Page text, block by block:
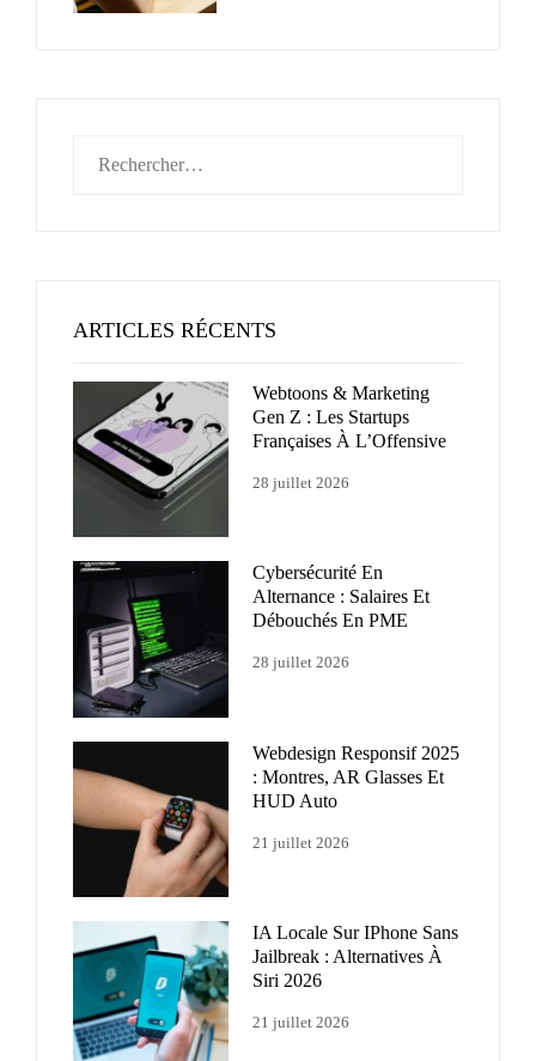
ARTICLES RÉCENTS
Webtoons & Marketing
Gen Z : Les Startups
Françaises À L’Offensive
28 juillet 2026
Cybersécurité En
Alternance : Salaires Et
Débouchés En PME
28 juillet 2026
Webdesign Responsif 2025
: Montres, AR Glasses Et
HUD Auto
21 juillet 2026
IA Locale Sur IPhone Sans
Jailbreak : Alternatives À
Siri 2026
21 juillet 2026